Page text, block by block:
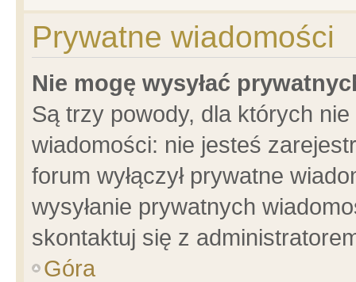
Prywatne wiadomości
Nie mogę wysyłać
Są trzy powody, dla których
wiadomości: nie jesteś
forum wyłączył prywatne
wysyłanie prywatnych
skontaktuj się z
Góra